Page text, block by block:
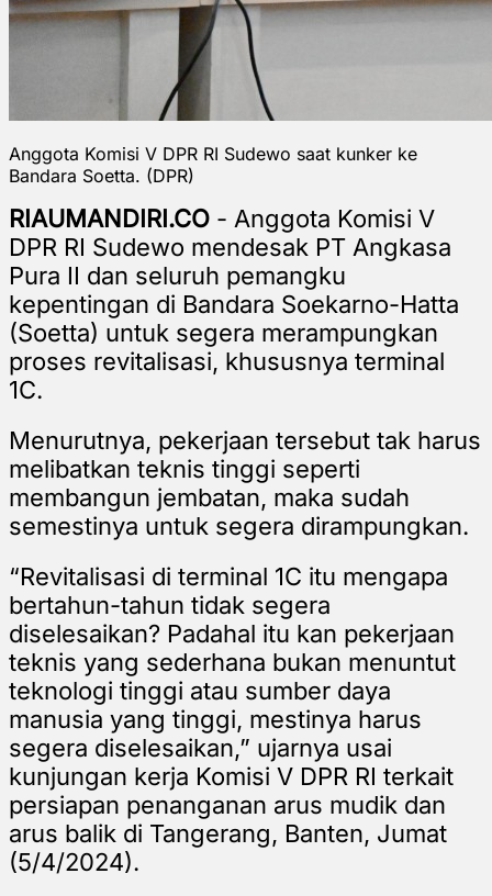
Anggota Komisi V DPR RI Sudewo saat kunker ke
Bandara Soetta. (DPR)
RIAUMANDIRI.CO - Anggota Komisi V
DPR RI Sudewo mendesak PT Angkasa
Pura II dan seluruh pemangku
kepentingan di Bandara Soekarno-Hatta
(Soetta) untuk segera merampungkan
proses revitalisasi, khususnya terminal
1C.
Menurutnya, pekerjaan tersebut tak harus
melibatkan teknis tinggi seperti
membangun jembatan, maka sudah
semestinya untuk segera dirampungkan.
“Revitalisasi di terminal 1C itu mengapa
bertahun-tahun tidak segera
diselesaikan? Padahal itu kan pekerjaan
teknis yang sederhana bukan menuntut
teknologi tinggi atau sumber daya
manusia yang tinggi, mestinya harus
segera diselesaikan,” ujarnya usai
kunjungan kerja Komisi V DPR RI terkait
persiapan penanganan arus mudik dan
arus balik di Tangerang, Banten, Jumat
(5/4/2024).